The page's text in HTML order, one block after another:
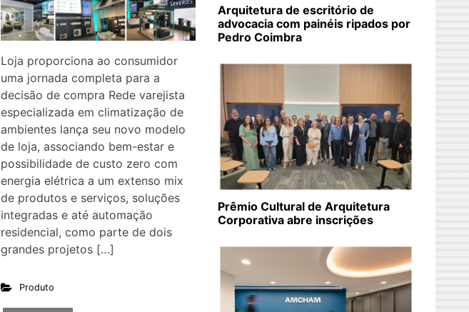
Loja proporciona ao consumidor
uma jornada completa para a
decisão de compra Rede varejista
especializada em climatização de
ambientes lança seu novo modelo
de loja, associando bem-estar e
possibilidade de custo zero com
energia elétrica a um extenso mix
de produtos e serviços, soluções
integradas e até automação
residencial, como parte de dois
grandes projetos […]
Produto
Arquitetura de escritório de
advocacia com painéis ripados por
Pedro Coimbra
Prêmio Cultural de Arquitetura
Corporativa abre inscrições